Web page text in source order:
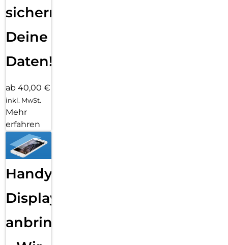
sichern
Deine
Daten!
ab 40,00 €
inkl. MwSt.
Mehr
erfahren
Handy
Displayfolie
anbringen